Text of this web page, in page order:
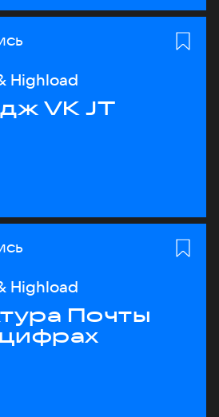
Highload
VK JT
Highload
Почты